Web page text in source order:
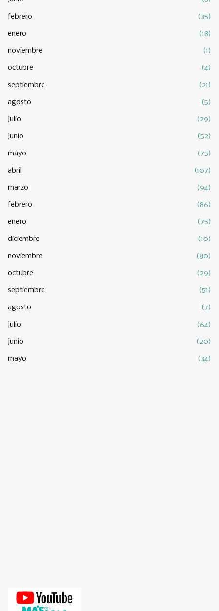
febrero (35)
enero (18)
noviembre (1)
octubre (4)
septiembre (21)
agosto (5)
julio (29)
junio (52)
mayo (75)
abril (107)
marzo (94)
febrero (86)
enero (75)
diciembre (10)
noviembre (80)
octubre (29)
septiembre (51)
agosto (7)
julio (64)
junio (20)
mayo (34)